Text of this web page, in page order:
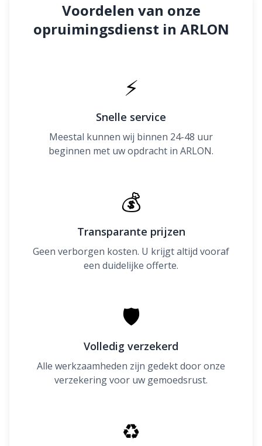
Voordelen van onze
opruimingsdienst in ARLON
⚡
Snelle service
Meestal kunnen wij binnen 24-48 uur
beginnen met uw opdracht in ARLON.
💰
Transparante prijzen
Geen verborgen kosten. U krijgt altijd vooraf
een duidelijke offerte.
🛡
Volledig verzekerd
Alle werkzaamheden zijn gedekt door onze
verzekering voor uw gemoedsrust.
♻